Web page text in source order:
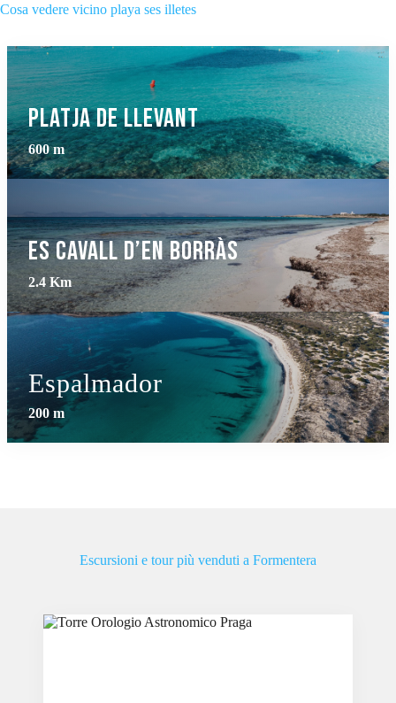
Cosa vedere vicino playa ses illetes
Platja de Llevant
600 m
Es Cavall d’En Borràs
2.4 Km
Espalmador
200 m
Escursioni e tour più venduti a Formentera